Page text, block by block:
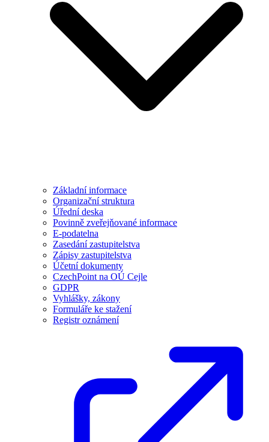
Základní informace
Organizační struktura
Úřední deska
Povinně zveřejňované informace
E-podatelna
Zasedání zastupitelstva
Zápisy zastupitelstva
Účetní dokumenty
CzechPoint na OÚ Cejle
GDPR
Vyhlášky, zákony
Formuláře ke stažení
Registr oznámení